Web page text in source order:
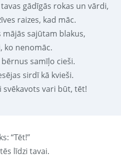
gādīgās rokas un vārdi,
raizes, kad māc.
mājās sajūtam blakus,
ko nenomāc.
samīļo cieši.
sirdī kā kvieši.
svēkavots vari būt, tēt!
“Tēt!”
līdzi tavai.